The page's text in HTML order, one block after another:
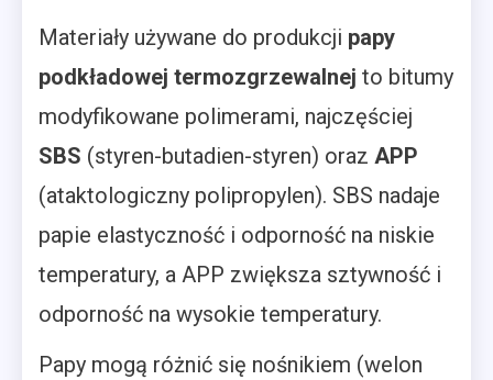
Materiały używane do produkcji papy
podkładowej termozgrzewalnej to bitumy
modyfikowane polimerami, najczęściej
SBS (styren-butadien-styren) oraz APP
(ataktologiczny polipropylen). SBS nadaje
papie elastyczność i odporność na niskie
temperatury, a APP zwiększa sztywność i
odporność na wysokie temperatury.
Papy mogą różnić się nośnikiem (welon